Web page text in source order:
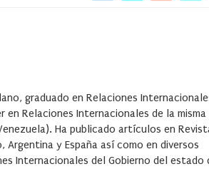
graduado en Relaciones
en Relaciones Internacionales de la misma
Ha publicado artículos en
Argentina y España así como en diversos
Internacionales del Gobierno del estado